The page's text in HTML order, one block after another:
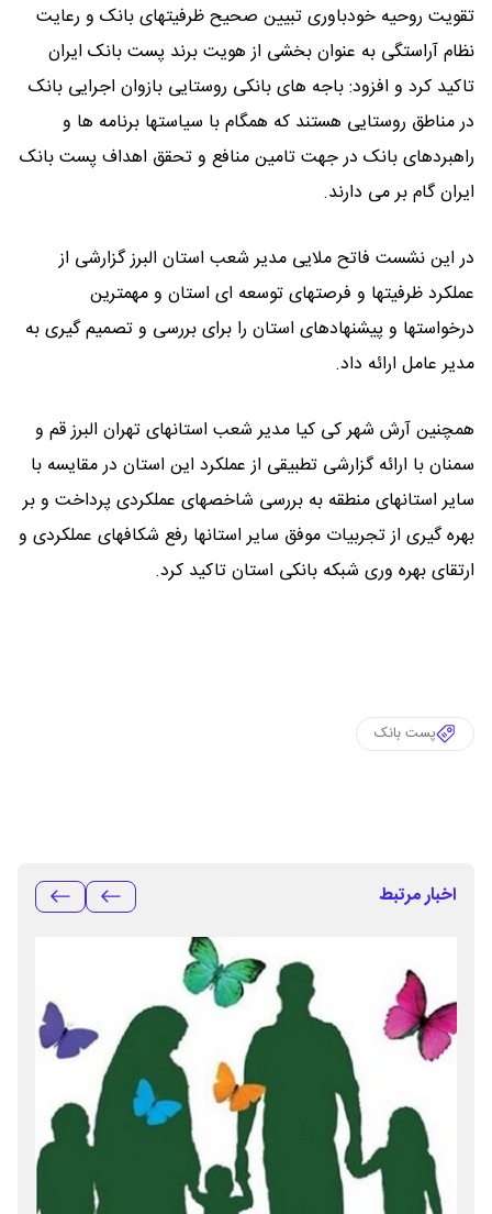
تقویت روحیه خودباوری تبیین صحیح ظرفیتهای بانک و رعایت
نظام آراستگی به عنوان بخشی از هویت برند پست بانک ایران
تاکید کرد و افزود: باجه های بانکی روستایی بازوان اجرایی بانک
در مناطق روستایی هستند که همگام با سیاستها برنامه ها و
راهبردهای بانک در جهت تامین منافع و تحقق اهداف پست بانک
ایران گام بر می دارند.
در این نشست فاتح ملایی مدیر شعب استان البرز گزارشی از
عملکرد ظرفیتها و فرصتهای توسعه ای استان و مهمترین
درخواستها و پیشنهادهای استان را برای بررسی و تصمیم گیری به
مدیر عامل ارائه داد.
همچنین آرش شهر کی کیا مدیر شعب استانهای تهران البرز قم و
سمنان با ارائه گزارشی تطبیقی از عملکرد این استان در مقایسه با
سایر استانهای منطقه به بررسی شاخصهای عملکردی پرداخت و بر
بهره گیری از تجربیات موفق سایر استانها رفع شکافهای عملکردی و
ارتقای بهره وری شبکه بانکی استان تاکید کرد.
پست بانک
اخبار مرتبط